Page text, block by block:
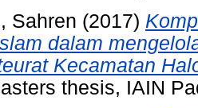
Sahren (2017)
dalam
Kecamatan
thesis, IAIN